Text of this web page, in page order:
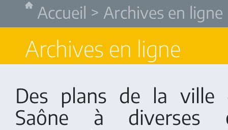
Accueil > Archives en ligne
Archives en ligne
Des plans de la ville
Saône à diverses